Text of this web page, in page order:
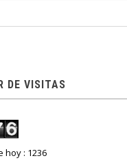
DE VISITAS
hoy : 1236